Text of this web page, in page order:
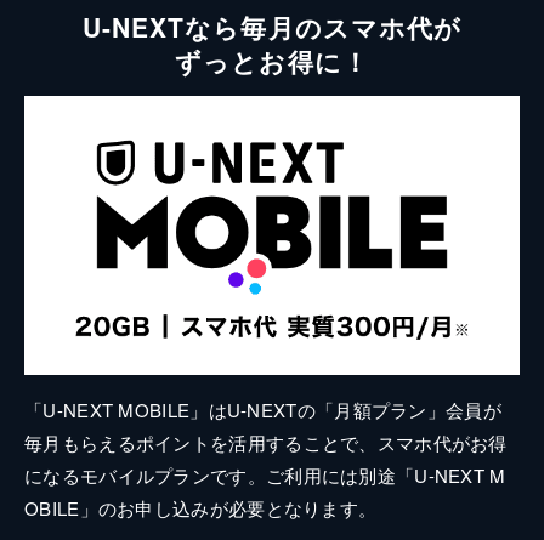
U-NEXTなら毎月のスマホ代が
ずっとお得に！
「U-NEXT MOBILE」はU-NEXTの「月額プラン」会員が
毎月もらえるポイントを活用することで、スマホ代がお得
になるモバイルプランです。ご利用には別途「U-NEXT M
OBILE」のお申し込みが必要となります。